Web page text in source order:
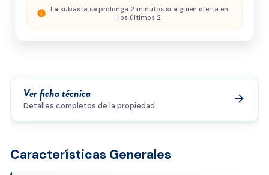
Enviar solicitud
info La subasta se prolonga 2 minutos si alguien oferta en
los últimos 2
Ver ficha técnica
Detalles completos de la propiedad
arrow_forward
Características Generales